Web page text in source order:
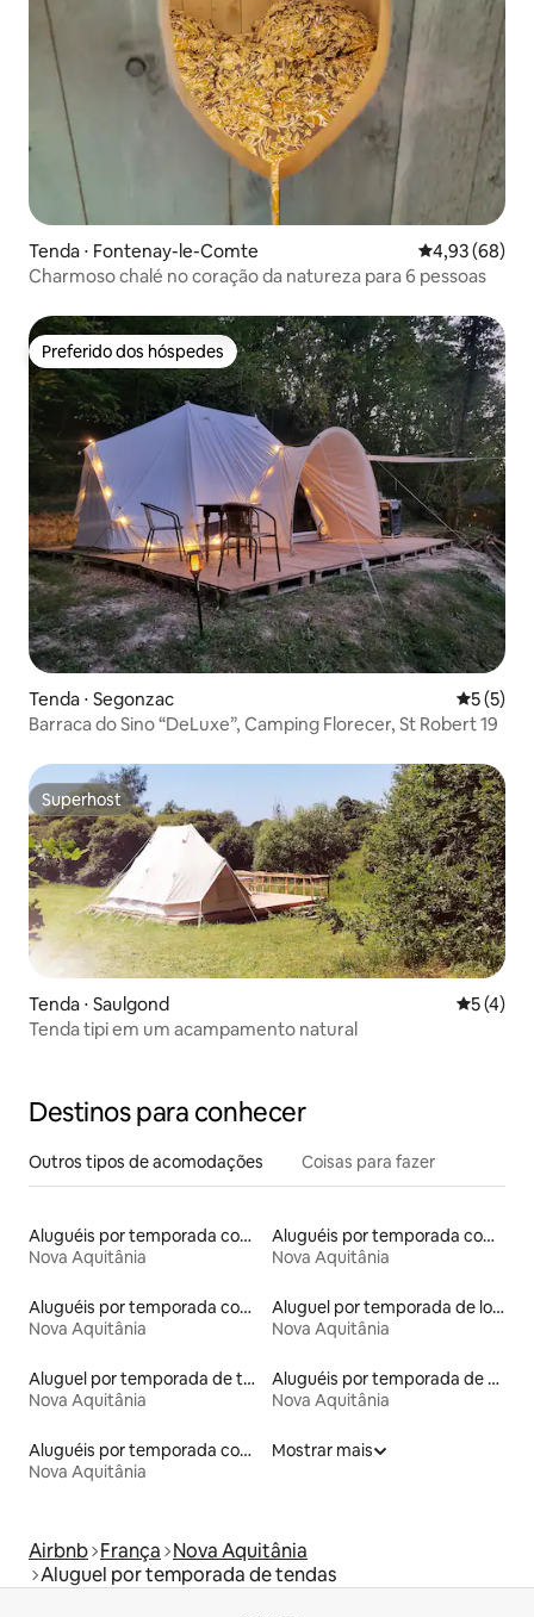
Tenda ⋅ Fontenay-le-Comte 4,93 de uma
4,93 (68)
Charmoso chalé no coração da natureza para 6 pessoas
Preferido dos hóspedes
Preferido dos hóspedes
Tenda ⋅ Segonzac 5 de
5 (5)
Barraca do Sino “DeLuxe”, Camping Florecer, St Robert 19
Superhost
Superhost
Tenda ⋅ Saulgond 5 de
5 (4)
Tenda tipi em um acampamento natural
Destinos para conhecer
Outros tipos de acomodações Coisas para fazer
Aluguéis por temporada com acesso ao lago
Nova Aquitânia
Aluguéis por temporada com caiaque
Nova Aquitânia
Aluguéis por temporada com banheiro para PCD
Nova Aquitânia
Aluguel por temporada de lofts
Nova Aquitânia
Aluguel por temporada de tendas tipi
Nova Aquitânia
Aluguéis por temporada de acomodações de luxo
Nova Aquitânia
Aluguéis por temporada com acesso à praia
Nova Aquitânia
Mostrar mais
Airbnb França Nova Aquitânia
Aluguel por temporada de tendas